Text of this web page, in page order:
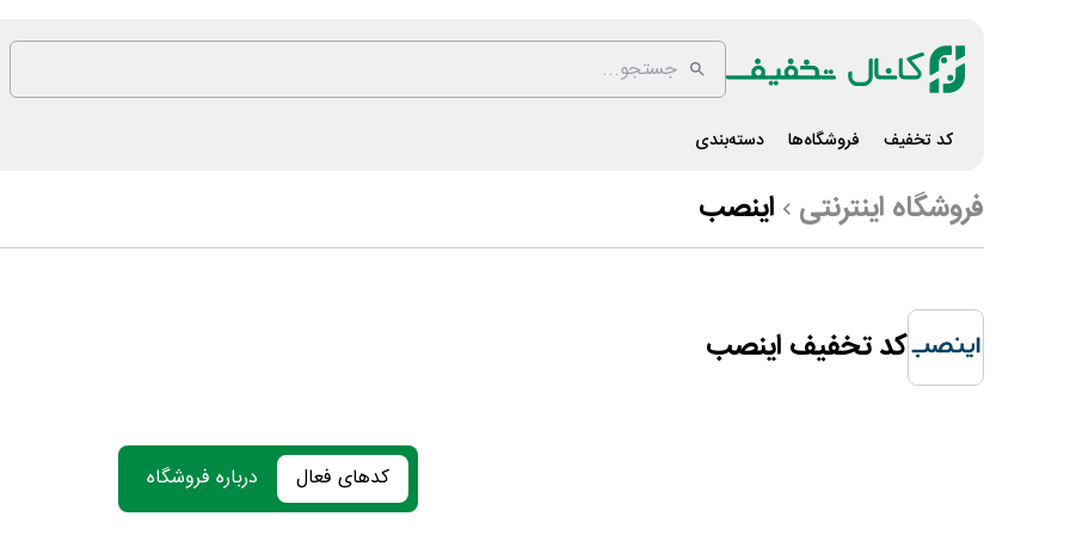
کد تخفیف فروشگاه‌ها دسته‌بندی
فروشگاه اینترنتی اینصب
کد تخفیف اینصب
کدهای فعال درباره فروشگاه